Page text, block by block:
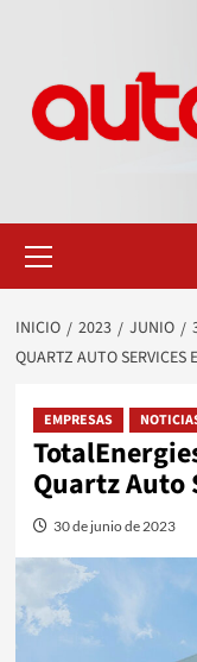
primario
INICIO 2023 JUNIO
QUARTZ AUTO SERVICES
EMPRESAS
Quartz Auto
30 de junio de 2023